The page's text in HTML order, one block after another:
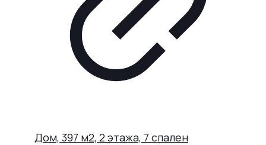
Дом, 397 м2, 2 этажа, 7 спален